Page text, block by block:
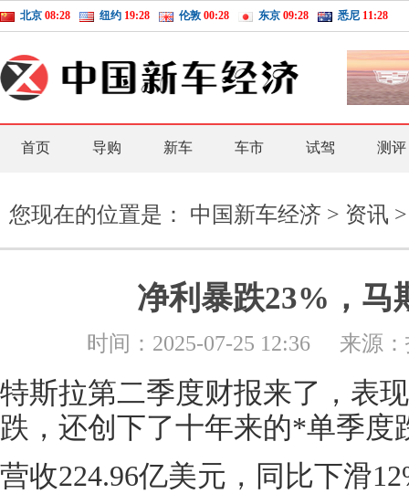
北京 08:28 纽约 19:28 伦敦 00:28 东京 09:28 悉尼 11:28
首页 导购 新车 车市 试驾 测评
您现在的位置是： 中国新车经济 > 资讯
净利暴跌23%，马
时间： 2025-07-25 12:36 来源：
特斯拉第二季度财报来了，表
跌，还创下了十年来的*单季度
营收224.96亿美元，同比下滑